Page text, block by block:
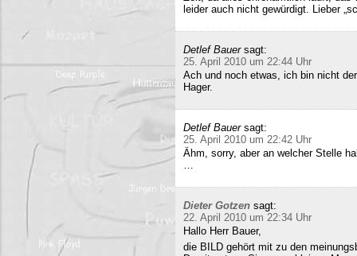
leider auch nicht gewürdigt. Lieber
Detlef Bauer sagt:
25. April 2010 um 22:44 Uhr
Ach und noch etwas, ich bin nicht
Hager.
Detlef Bauer sagt:
25. April 2010 um 22:42 Uhr
Ähm, sorry, aber an welcher Stelle
…
Dieter Gotzen sagt:
22. April 2010 um 22:34 Uhr
Hallo Herr Bauer,
die BILD gehört mit zu den